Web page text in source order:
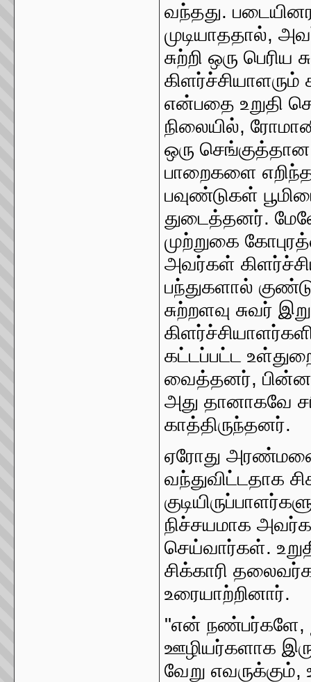
வந்தது.
முடியாததால்,
சுற்றி ஒரு
கிளர்ச்சியாளரும்
என்பதை உறுதி
நிலையில்,
ஒரு
பாறைகளை
பவுண்டுகள்
துடைத்தனர்.
முற்றுகை
அவர்கள்
பந்துகளால்
சுற்றளவு சுவர்
கட்டப்பட்ட
வைத்தனர், பின்னர்
அது தானாகவே
காத்திருந்தனர்.
ஏரோது
வந்துவிட்டதாக
நிச்சயமாக
செய்வார்கள்.
சிக்காரி
உரையாற்றினார்.
"என் நண்பர்களே,
ஊழியர்களாக
வேறு